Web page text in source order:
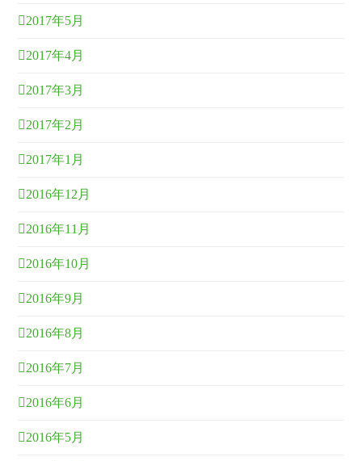
2017年5月
2017年4月
2017年3月
2017年2月
2017年1月
2016年12月
2016年11月
2016年10月
2016年9月
2016年8月
2016年7月
2016年6月
2016年5月